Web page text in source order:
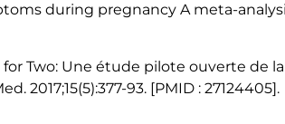
during pregnancy A meta-
for Two: Une étude pilote ouverte de
93. [PMID : 27124405].